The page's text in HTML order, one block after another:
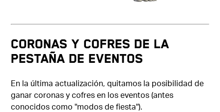
CORONAS Y COFRES DE LA
PESTAÑA DE EVENTOS
En la última actualización, quitamos la posibilidad de
ganar coronas y cofres en los eventos (antes
conocidos como "modos de fiesta").